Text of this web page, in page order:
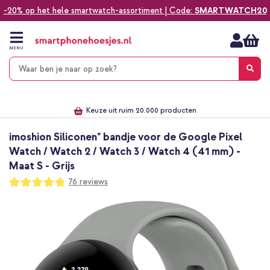
-20% op het hele smartwatch-assortiment | Code: SMARTWATCH20
naar
inhoud
MENU
Keuze uit ruim 20.000 producten
imoshion Siliconen⁺ bandje voor de Google Pixel
Watch / Watch 2 / Watch 3 / Watch 4 (41 mm) -
Maat S - Grijs
Waardering:
96
100
76 reviews